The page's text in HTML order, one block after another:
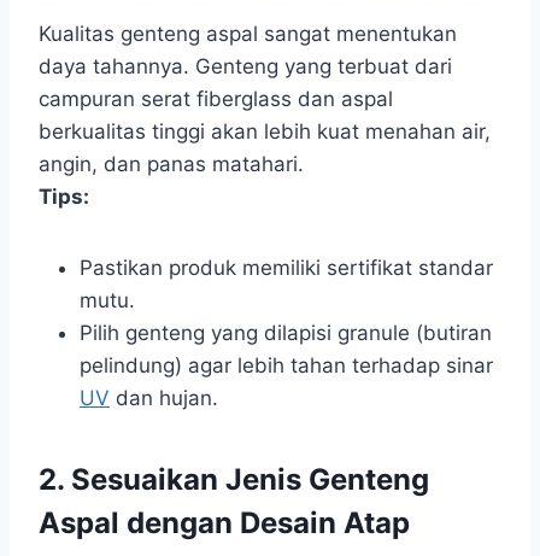
Kualitas genteng aspal sangat menentukan
daya tahannya. Genteng yang terbuat dari
campuran serat fiberglass dan aspal
berkualitas tinggi akan lebih kuat menahan air,
angin, dan panas matahari.
Tips:
Pastikan produk memiliki sertifikat standar
mutu.
Pilih genteng yang dilapisi granule (butiran
pelindung) agar lebih tahan terhadap sinar
UV dan hujan.
2. Sesuaikan Jenis Genteng
Aspal dengan Desain Atap